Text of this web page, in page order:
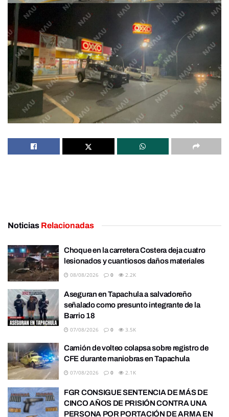
Noticias Relacionadas
Choque en la carretera Costera deja cuatro
lesionados y cuantiosos daños materiales
08/08/2026 0 2.2K
Aseguran en Tapachula a salvadoreño
señalado como presunto integrante de la
Barrio 18
07/08/2026 0 3.5K
Camión de volteo colapsa sobre registro de
CFE durante maniobras en Tapachula
07/08/2026 0 2.1K
FGR CONSIGUE SENTENCIA DE MÁS DE
CINCO AÑOS DE PRISIÓN CONTRA UNA
PERSONA POR PORTACIÓN DE ARMA EN